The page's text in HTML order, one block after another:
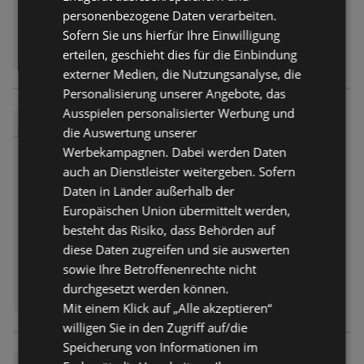
aus einem Viskose-Mix mit
Rundhalsausschnitt und fixierten
Turn-ups an den überschnittenen
Ärmeln. Locker geschnitten.
Hinweis: Beim Kauf der
Mindestanzahl an Artikeln wird der
günstigste Artikel auf die
aktionsberechtigten Artikel
angerechnet! Nur gültig für Ware
der Marken Gina und Gina Benotti
mit diesem Hinweis. Nicht
kombinierbar mit anderen
(Aktions-)Rabatten.
ANGEBOT
Preis nur 17,99 €
Angebot
nicht mehr gültig
NUR KURZ!
Schwarze Culotte mit
strukturiertem Material, breitem
elastischen Komfortbund und zwei
Einschubtaschen vorne. Deshalb ist
dieses Produkt nachhaltig: Der
Global Recycled Standard (GRS)
überprüft den Anteil an recyceltem
personenbezogene Daten verarbeiten.
Sofern Sie uns hierfür Ihre Einwilligung
erteilen, geschieht dies für die Einbindung
externer Medien, die Nutzungsanalyse, die
Personalisierung unserer Angebote, das
Ausspielen personalisierter Werbung und
die Auswertung unserer
Werbekampagnen. Dabei werden Daten
auch an Dienstleister weitergeben. Sofern
Daten in Länder außerhalb der
Europäischen Union übermittelt werden,
besteht das Risiko, dass Behörden auf
diese Daten zugreifen und sie auswerten
sowie Ihre Betroffenenrechte nicht
durchgesetzt werden können.
Mit einem Klick auf „Alle akzeptieren“
willigen Sie in den Zugriff auf/die
Speicherung von Informationen im